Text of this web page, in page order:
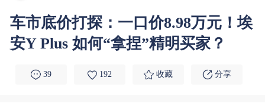
车市底价打探：一口价8.98万元！埃
安Y Plus 如何“拿捏”精明买家？
39 192 收藏 分享